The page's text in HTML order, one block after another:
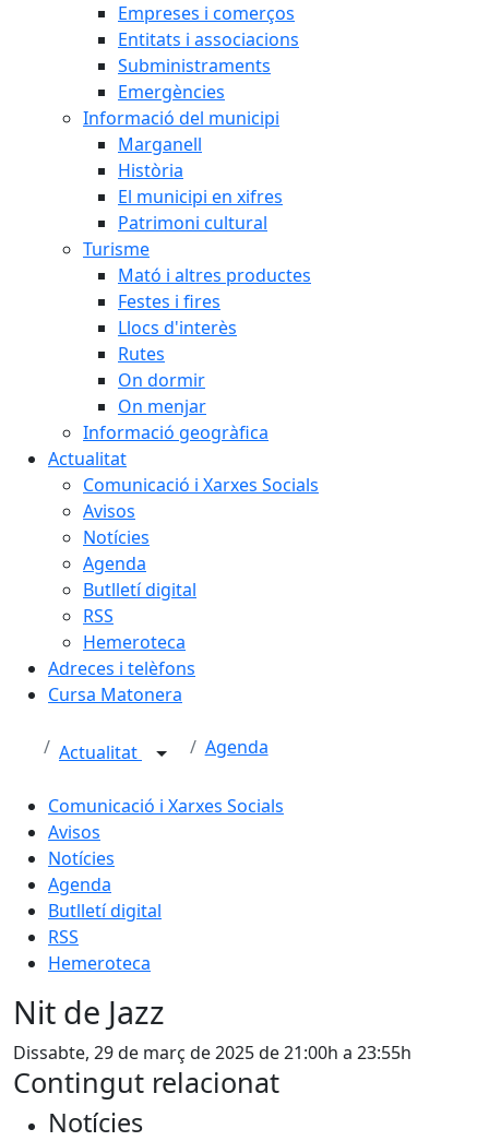
Empreses i comerços
Entitats i associacions
Subministraments
Emergències
Informació del municipi
Marganell
Història
El municipi en xifres
Patrimoni cultural
Turisme
Mató i altres productes
Festes i fires
Llocs d'interès
Rutes
On dormir
On menjar
Informació geogràfica
Actualitat
Comunicació i Xarxes Socials
Avisos
Notícies
Agenda
Butlletí digital
RSS
Hemeroteca
Adreces i telèfons
Cursa Matonera
Actualitat Agenda
Comunicació i Xarxes Socials
Avisos
Notícies
Agenda
Butlletí digital
RSS
Hemeroteca
Nit de Jazz
Dissabte, 29 de març de 2025 de 21:00h a 23:55h
Contingut relacionat
Notícies